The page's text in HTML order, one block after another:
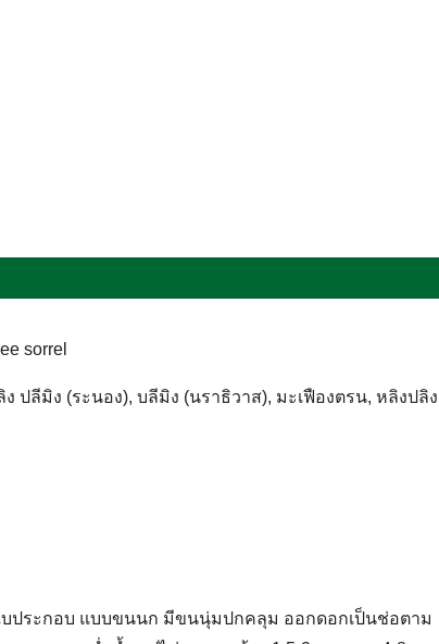
sorrel
ง ปลีมิง (ระนอง), บลีมิง (นราธิวาส), มะเฟืองตรน, หลิงปลิง
บประกอบ แบบขนนก มีขนนุ่มปกคลุม ออกดอกเป็นช่อตาม